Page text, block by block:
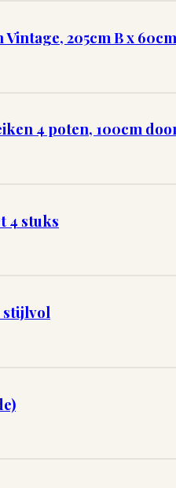
205cm B x
4 poten, 100cm
4 stuks
stijlvol